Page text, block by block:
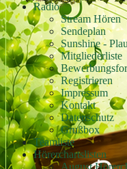
Radio
Stream Hören
Sendeplan
Sunshine -
Mitgliederliste
Registrieren
Impressum
Kontakt
Datenschutz
Grußbox
Teamliste
Hörerchartslisten
August